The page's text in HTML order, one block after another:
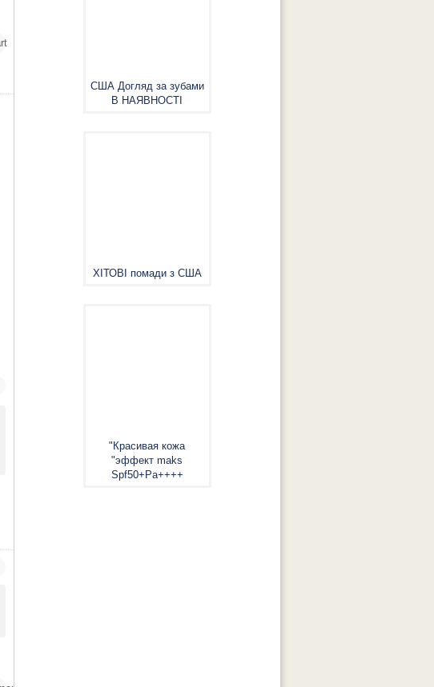
США Догляд за зубами
В НАЯВНОСТІ
ХІТОВІ помади з США
"Красивая кожа
"эффект maks
Spf50+Pa++++